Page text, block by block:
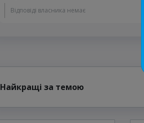
Відповіді власника немає
Найкращі за темою